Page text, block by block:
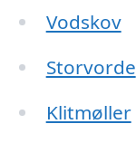
Vodskov
Storvorde
Klitmøller